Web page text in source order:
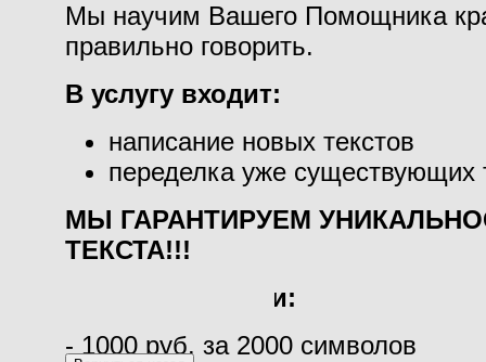
Мы научим Вашего Помощника
правильно говорить.
В услугу входит:
написание новых текстов
переделка уже существующих
МЫ ГАРАНТИРУЕМ
ТЕКСТА!!!
Стоимость улуги:
- 1000 руб. за 2000 символов